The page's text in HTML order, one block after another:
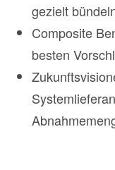
gezielt
Composite
besten